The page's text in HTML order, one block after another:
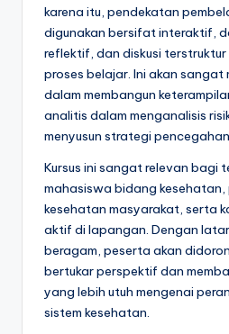
karena itu, pendekatan
digunakan bersifat interaktif,
reflektif, dan diskusi
proses belajar. Ini akan sangat
dalam membangun
analitis dalam menganalisis
menyusun strategi
Kursus ini sangat relevan bagi
mahasiswa bidang
kesehatan masyarakat, serta
aktif di lapangan. Dengan
beragam, peserta akan
bertukar perspektif dan
yang lebih utuh mengenai
sistem kesehatan.